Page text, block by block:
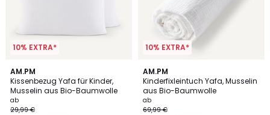
10% EXTRA*
AM.PM
Kissenbezug Yafa für Kinder,
Musselin aus Bio-Baumwolle
ab
29,99 €
3
/
5
19
Farben
10% EXTRA*
AM.PM
Kinderfixleintuch Yafa, Musselin
aus Bio-Baumwolle
ab
69,99 €
19
Farben